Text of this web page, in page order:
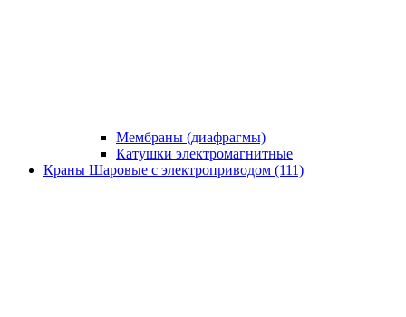
Мембраны (диафрагмы)
Катушки электромагнитные
Краны Шаровые с электроприводом (111)